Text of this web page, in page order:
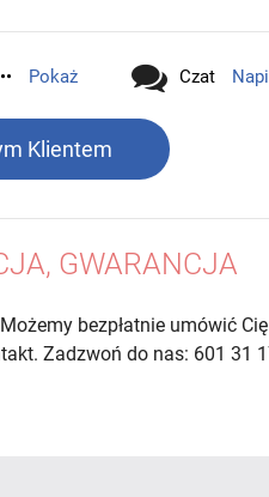
Pokaż Czat
Klientem
GWARANCJA
bezpłatnie umówić
Zadzwoń do nas: 601 31